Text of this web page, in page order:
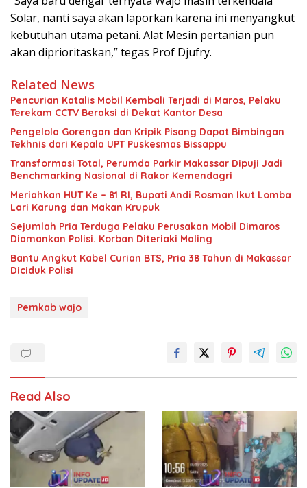
Solar, nanti saya akan laporkan karena ini menyangkut
kebutuhan utama petani. Alat Mesin pertanian pun
akan diprioritaskan,” tegas Prof Djufry.
Related News
Pencurian Katalis Mobil Kembali Terjadi di Maros, Pelaku
Terekam CCTV Beraksi di Dekat Kantor Desa
Pengelola Gorengan dan Kripik Pisang Dapat Bimbingan
Tekhnis dari Kepala UPT Puskesmas Bissappu
Transformasi Total, Perumda Parkir Makassar Dipuji Jadi
Benchmarking Nasional di Rakor Kemendagri
Meriahkan HUT Ke – 81 RI, Bupati Andi Rosman Ikut Lomba
Lari Karung dan Makan Krupuk
Sejumlah Pria Terduga Pelaku Perusakan Mobil Dimaros
Diamankan Polisi. Korban Diteriaki Maling
Bantu Angkut Kabel Curian BTS, Pria 38 Tahun di Makassar
Diciduk Polisi
Pemkab wajo
Read Also